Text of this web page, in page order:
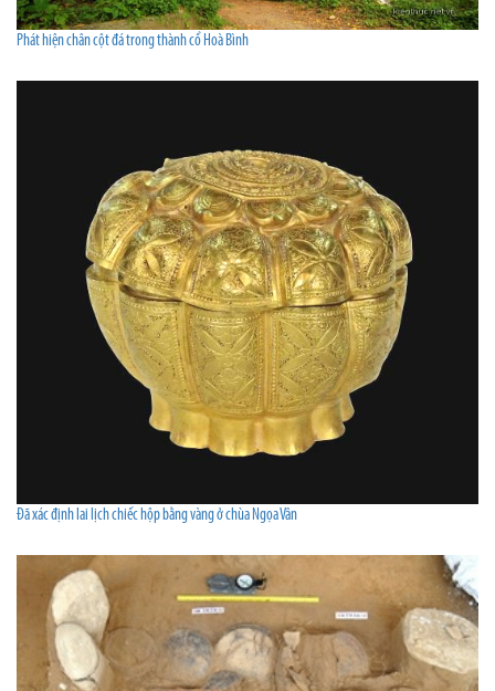
Phát hiện chân cột đá trong thành cổ Hoà Bình
Đã xác định lai lịch chiếc hộp bằng vàng ở chùa Ngọa Vân